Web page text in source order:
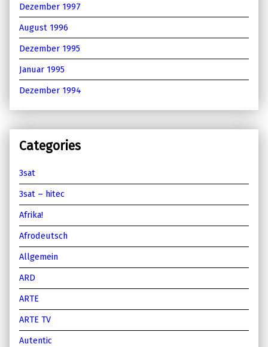
Dezember 1997
August 1996
Dezember 1995
Januar 1995
Dezember 1994
Categories
3sat
3sat – hitec
Afrika!
Afrodeutsch
Allgemein
ARD
ARTE
ARTE TV
Autentic